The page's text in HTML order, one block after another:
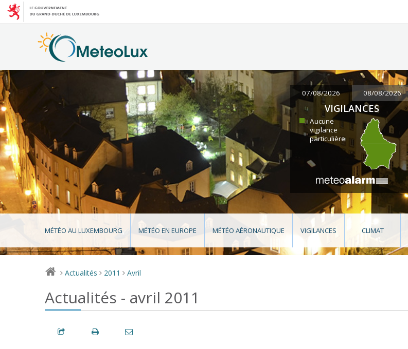
07/08/2026 08/08/2026
VIGILANCES
Aucune
vigilance
particulière
MÉTÉO AU LUXEMBOURG MÉTÉO EN EUROPE MÉTÉO AÉRONAUTIQUE VIGILANCES CLIMAT
> Actualités > 2011 > Avril
Actualités - avril 2011